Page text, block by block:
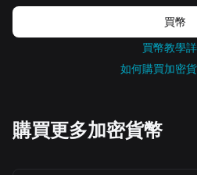
ecosystem incentives, reputation
model (FluentBFT) to support
token issuance Vesting Structure: Most allocations follow long-
term vesting schedules to manage
買幣
買幣教學
如何購買加密
購買更多加密貨幣